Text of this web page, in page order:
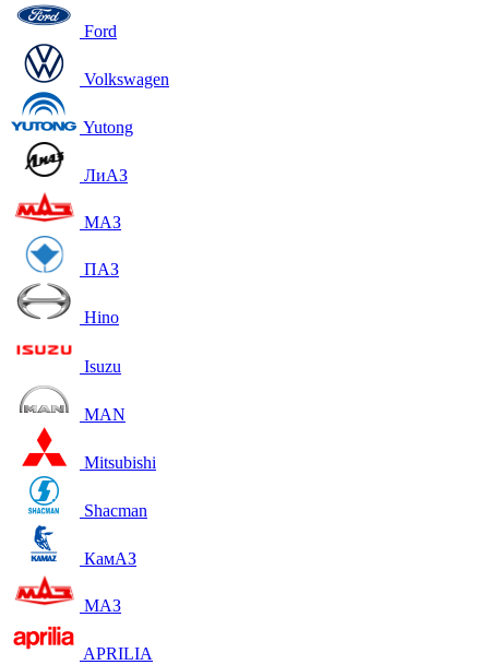
Ford
Volkswagen
Yutong
ЛиАЗ
МАЗ
ПАЗ
Hino
Isuzu
MAN
Mitsubishi
Shacman
КамАЗ
МАЗ
APRILIA